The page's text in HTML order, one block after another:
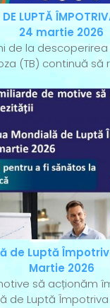
LUPTĂ
24 martie 2026
de la descoperirea
(TB) continuă să
de Luptă
Martie 2026
să acționăm
de Luptă